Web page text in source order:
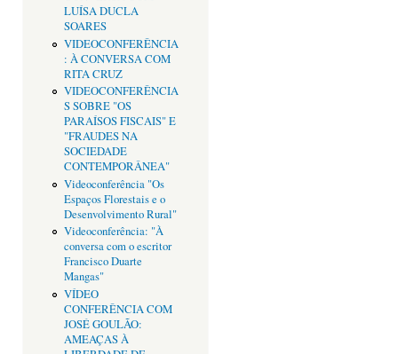
LUÍSA DUCLA
SOARES
VIDEOCONFERÊNCIA
: À CONVERSA COM
RITA CRUZ
VIDEOCONFERÊNCIA
S SOBRE "OS
PARAÍSOS FISCAIS" E
"FRAUDES NA
SOCIEDADE
CONTEMPORÂNEA"
Videoconferência "Os
Espaços Florestais e o
Desenvolvimento Rural"
Videoconferência: "À
conversa com o escritor
Francisco Duarte
Mangas"
VÍDEO
CONFERÊNCIA COM
JOSÉ GOULÃO:
AMEAÇAS À